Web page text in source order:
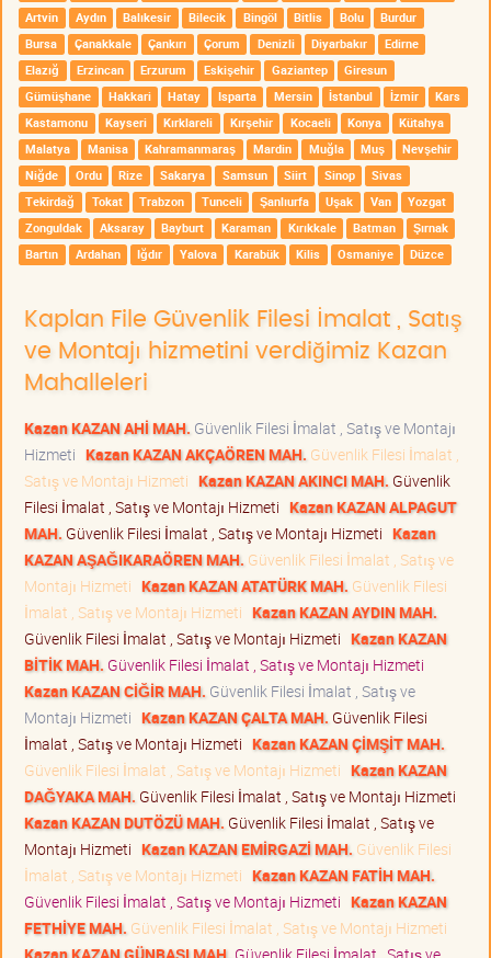
Artvin
Aydın Balıkesir Bilecik Bingöl Bitlis Bolu
Burdur
Bursa
Çanakkale Çankırı Çorum Denizli Diyarbakır
Edirne
Elazığ
Erzincan Erzurum Eskişehir Gaziantep
Giresun
Gümüşhane
Hakkari Hatay Isparta Mersin İstanbul İzmir
Kars
Kastamonu
Kayseri Kırklareli Kırşehir Kocaeli Konya
Kütahya
Malatya
Manisa Kahramanmaraş Mardin Muğla Muş
Nevşehir
Niğde
Ordu Rize Sakarya Samsun Siirt Sinop
Sivas
Tekirdağ
Tokat Trabzon Tunceli Şanlıurfa Uşak Van
Yozgat
Zonguldak
Aksaray Bayburt Karaman Kırıkkale Batman
Şırnak
Bartın
Ardahan Iğdır Yalova Karabük Kilis Osmaniye Düzce
Kaplan File Güvenlik Filesi İmalat , Satış
ve Montajı hizmetini verdiğimiz Kazan
Mahalleleri
Kazan KAZAN AHİ MAH. Güvenlik Filesi İmalat , Satış ve Montajı
Hizmeti Kazan KAZAN AKÇAÖREN MAH. Güvenlik Filesi İmalat ,
Satış ve Montajı Hizmeti Kazan KAZAN AKINCI MAH. Güvenlik
Filesi İmalat , Satış ve Montajı Hizmeti Kazan KAZAN ALPAGUT
MAH. Güvenlik Filesi İmalat , Satış ve Montajı Hizmeti Kazan
KAZAN AŞAĞIKARAÖREN MAH. Güvenlik Filesi İmalat , Satış ve
Montajı Hizmeti Kazan KAZAN ATATÜRK MAH. Güvenlik Filesi
İmalat , Satış ve Montajı Hizmeti Kazan KAZAN AYDIN MAH.
Güvenlik Filesi İmalat , Satış ve Montajı Hizmeti Kazan KAZAN
BİTİK MAH. Güvenlik Filesi İmalat , Satış ve Montajı Hizmeti
Kazan KAZAN CİĞİR MAH. Güvenlik Filesi İmalat , Satış ve
Montajı Hizmeti Kazan KAZAN ÇALTA MAH. Güvenlik Filesi
İmalat , Satış ve Montajı Hizmeti Kazan KAZAN ÇİMŞİT MAH.
Güvenlik Filesi İmalat , Satış ve Montajı Hizmeti Kazan KAZAN
DAĞYAKA MAH. Güvenlik Filesi İmalat , Satış ve Montajı Hizmeti
Kazan KAZAN DUTÖZÜ MAH. Güvenlik Filesi İmalat , Satış ve
Montajı Hizmeti Kazan KAZAN EMİRGAZİ MAH. Güvenlik Filesi
İmalat , Satış ve Montajı Hizmeti Kazan KAZAN FATİH MAH.
Güvenlik Filesi İmalat , Satış ve Montajı Hizmeti Kazan KAZAN
FETHİYE MAH. Güvenlik Filesi İmalat , Satış ve Montajı Hizmeti